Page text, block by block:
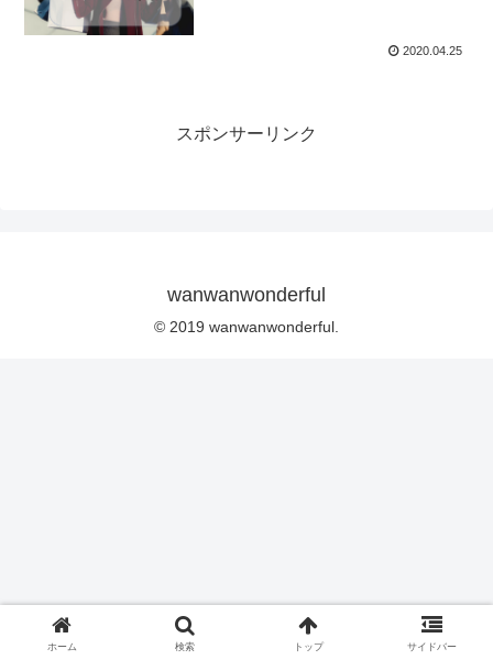
2020.04.25
スポンサーリンク
wanwanwonderful
© 2019 wanwanwonderful.
ホーム 検索 トップ サイドバー